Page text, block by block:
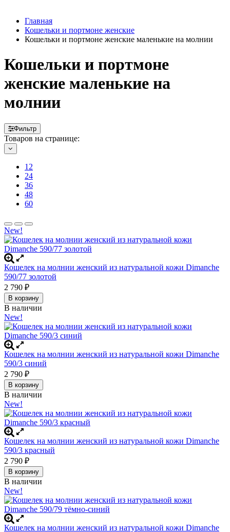
Главная
Кошельки и портмоне женские
Кошельки и портмоне женские маленькие на молнии
Кошельки и портмоне
женские маленькие на
молнии
Фильтр
Товаров на странице:
12
24
36
48
60
New!
Кошелек на молнии женский из натуральной кожи Dimanche
590/77 золотой
2 790 ₽
В корзину
В наличии
New!
Кошелек на молнии женский из натуральной кожи Dimanche
590/3 синий
2 790 ₽
В корзину
В наличии
New!
Кошелек на молнии женский из натуральной кожи Dimanche
590/3 красный
2 790 ₽
В корзину
В наличии
New!
Кошелек на молнии женский из натуральной кожи Dimanche